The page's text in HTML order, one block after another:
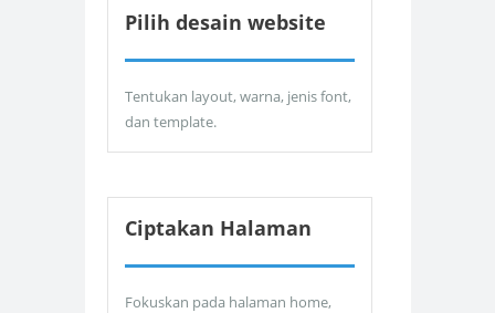
Pilih desain website
Tentukan layout, warna, jenis font,
dan template.
Ciptakan Halaman
Fokuskan pada halaman home,